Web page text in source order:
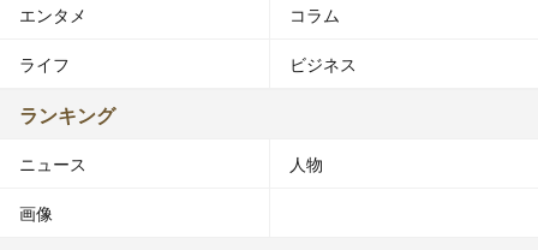
エンタメ コラム
ライフ ビジネス
ランキング
ニュース 人物
画像